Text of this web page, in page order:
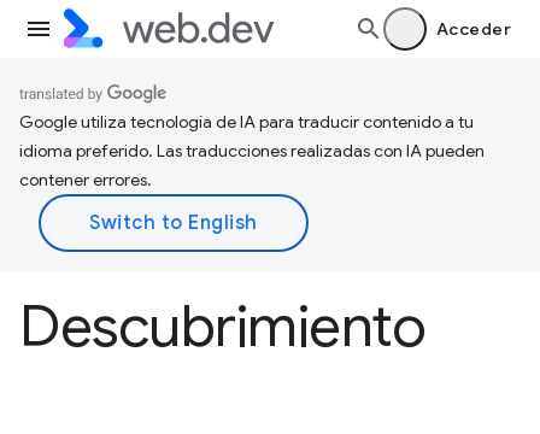
Acceder
Google utiliza tecnología de IA para traducir contenido a tu
idioma preferido. Las traducciones realizadas con IA pueden
contener errores.
Descubrimiento